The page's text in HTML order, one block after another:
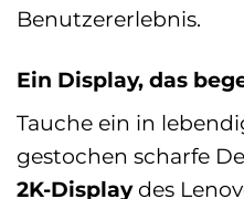
Benutzererlebnis.
Ein Display, das
Tauche ein in
gestochen scharfe
2K-Displaydes